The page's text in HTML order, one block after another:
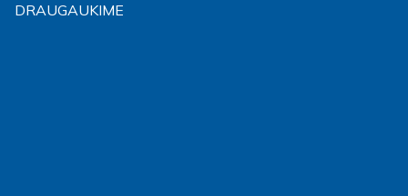
DRAUGAUKIME